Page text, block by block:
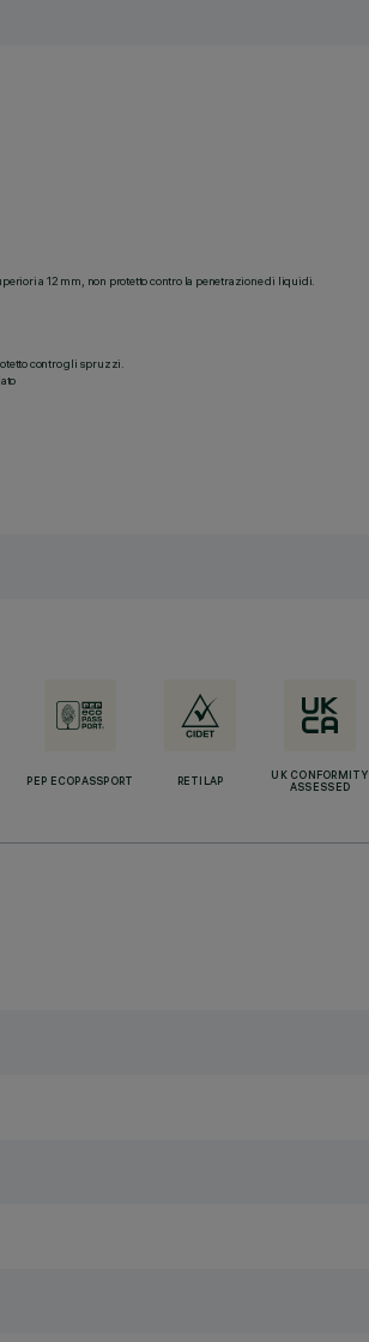
a 12 mm, non protetto contro la penetrazione di liquidi.
contro gli spruzzi.
PEP ECOPASSPORT RETILAP
UK CONFORMITY
ASSESSED